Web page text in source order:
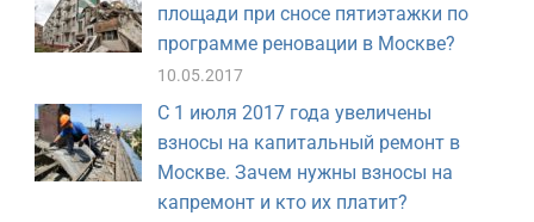
площади при сносе пятиэтажки по
программе реновации в Москве?
10.05.2017
С 1 июля 2017 года увеличены
взносы на капитальный ремонт в
Москве. Зачем нужны взносы на
капремонт и кто их платит?